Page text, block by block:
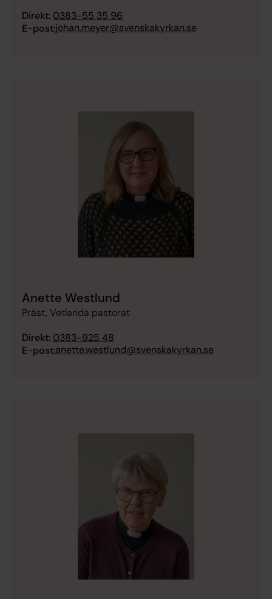
Direkt: 0383-55 35 96
E-post:johan.meyer@svenskakyrkan.se
Anette Westlund
Präst, Vetlanda pastorat
Direkt: 0383-925 48
E-post:anette.westlund@svenskakyrkan.se